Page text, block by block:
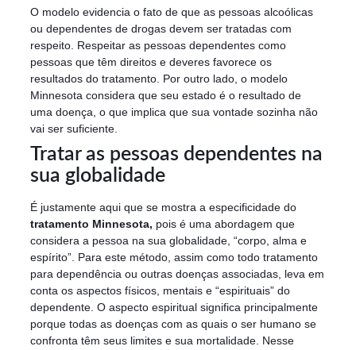
O modelo evidencia o fato de que as pessoas alcoólicas
ou dependentes de drogas devem ser tratadas com
respeito. Respeitar as pessoas dependentes como
pessoas que têm direitos e deveres favorece os
resultados do tratamento. Por outro lado, o modelo
Minnesota considera que seu estado é o resultado de
uma doença, o que implica que sua vontade sozinha não
vai ser suficiente.
Tratar as pessoas dependentes na
sua globalidade
É justamente aqui que se mostra a especificidade do
tratamento Minnesota, pois é uma abordagem que
considera a pessoa na sua globalidade, “corpo, alma e
espírito”. Para este método, assim como todo tratamento
para dependência ou outras doenças associadas, leva em
conta os aspectos físicos, mentais e “espirituais” do
dependente. O aspecto espiritual significa principalmente
porque todas as doenças com as quais o ser humano se
confronta têm seus limites e sua mortalidade. Nesse